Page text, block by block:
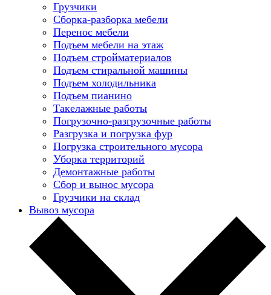
Грузчики
Сборка-разборка мебели
Перенос мебели
Подъем мебели на этаж
Подъем стройматериалов
Подъем стиральной машины
Подъем холодильника
Подъем пианино
Такелажные работы
Погрузочно-разгрузочные работы
Разгрузка и погрузка фур
Погрузка строительного мусора
Уборка территорий
Демонтажные работы
Сбор и вынос мусора
Грузчики на склад
Вывоз мусора